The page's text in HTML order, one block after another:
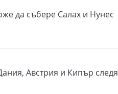
да събере Салах и Нунес
Австрия и Кипър